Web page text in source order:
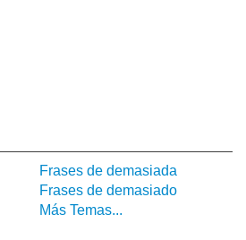
Frases de demasiada
Frases de demasiado
Más Temas...